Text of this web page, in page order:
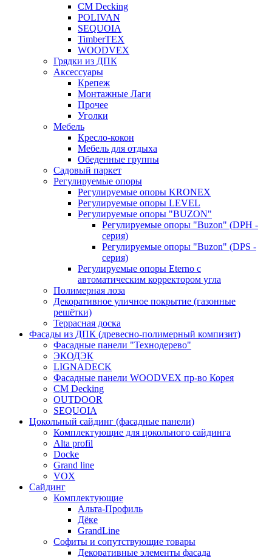
CM Decking
POLIVAN
SEQUOIA
TimberTEX
WOODVEX
Грядки из ДПК
Аксессуары
Крепеж
Монтажные Лаги
Прочее
Уголки
Мебель
Кресло-кокон
Мебель для отдыха
Обеденные группы
Садовый паркет
Регулируемые опоры
Регулируемые опоры KRONEX
Регулируемые опоры LEVEL
Регулируемые опоры "BUZON"
Регулируемые опоры "Buzon" (DPH -
серия)
Регулируемые опоры "Buzon" (DPS -
серия)
Регулируемые опоры Eterno с
автоматическим корректором угла
Полимерная лоза
Декоративное уличное покрытие (газонные
решётки)
Террасная доска
Фасады из ДПК (древесно-полимерный компизит)
Фасадные панели "Технодерево"
ЭКОДЭК
LIGNADECK
Фасадные панели WOODVEX пр-во Корея
CM Decking
OUTDOOR
SEQUOIA
Цокольный сайдинг (фасадные панели)
Комплектующие для цокольного сайдинга
Alta profil
Docke
Grand line
VOX
Сайдинг
Комплектующие
Альта-Профиль
Дёке
GrandLine
Софиты и сопутствующие товары
Декоративные элементы фасада